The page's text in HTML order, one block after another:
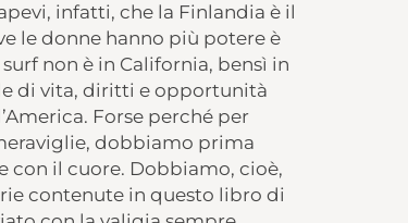
infatti, che la Finlandia è il
le donne hanno più potere è
non è in California, bensì in
di vita, diritti e opportunità
Forse perché per
dobbiamo prima
con il cuore. Dobbiamo, cioè,
contenute in questo libro di